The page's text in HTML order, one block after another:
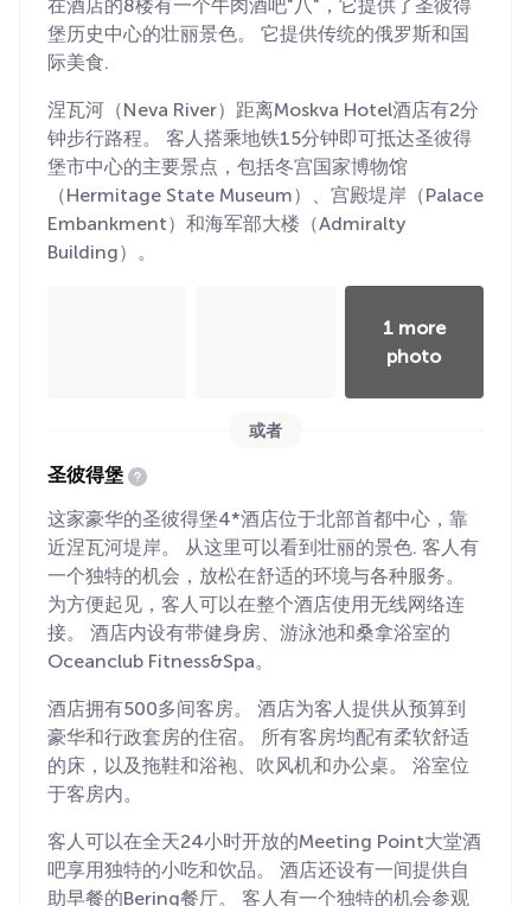
在酒店的8楼有一个牛肉酒吧"八"，它提供了圣彼得
堡历史中心的壮丽景色。 它提供传统的俄罗斯和国
际美食.
涅瓦河（Neva River）距离Moskva Hotel酒店有2分
钟步行路程。 客人搭乘地铁15分钟即可抵达圣彼得
堡市中心的主要景点，包括冬宫国家博物馆
（Hermitage State Museum）、宫殿堤岸（Palace
Embankment）和海军部大楼（Admiralty
Building）。
1 more
photo
或者
圣彼得堡
这家豪华的圣彼得堡4*酒店位于北部首都中心，靠
近涅瓦河堤岸。 从这里可以看到壮丽的景色. 客人有
一个独特的机会，放松在舒适的环境与各种服务。
为方便起见，客人可以在整个酒店使用无线网络连
接。 酒店内设有带健身房、游泳池和桑拿浴室的
Oceanclub Fitness&Spa。
酒店拥有500多间客房。 酒店为客人提供从预算到
豪华和行政套房的住宿。 所有客房均配有柔软舒适
的床，以及拖鞋和浴袍、吹风机和办公桌。 浴室位
于客房内。
客人可以在全天24小时开放的Meeting Point大堂酒
吧享用独特的小吃和饮品。 酒店还设有一间提供自
助早餐的Bering餐厅。 客人有一个独特的机会参观